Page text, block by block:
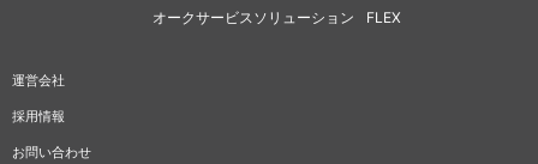
オークサービスソリューション
FLEX
運営会社
採用情報
お問い合わせ